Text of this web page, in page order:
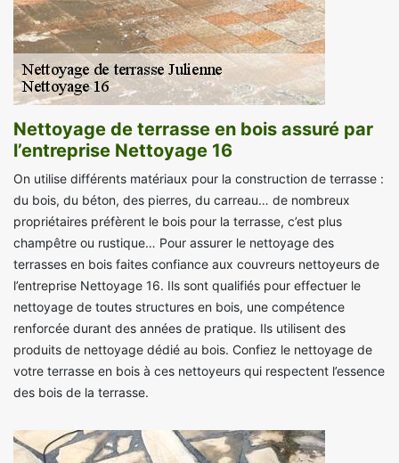
Nettoyage de terrasse en bois assuré par
l’entreprise Nettoyage 16
On utilise différents matériaux pour la construction de terrasse :
du bois, du béton, des pierres, du carreau… de nombreux
propriétaires préfèrent le bois pour la terrasse, c’est plus
champêtre ou rustique… Pour assurer le nettoyage des
terrasses en bois faites confiance aux couvreurs nettoyeurs de
l’entreprise Nettoyage 16. Ils sont qualifiés pour effectuer le
nettoyage de toutes structures en bois, une compétence
renforcée durant des années de pratique. Ils utilisent des
produits de nettoyage dédié au bois. Confiez le nettoyage de
votre terrasse en bois à ces nettoyeurs qui respectent l’essence
des bois de la terrasse.